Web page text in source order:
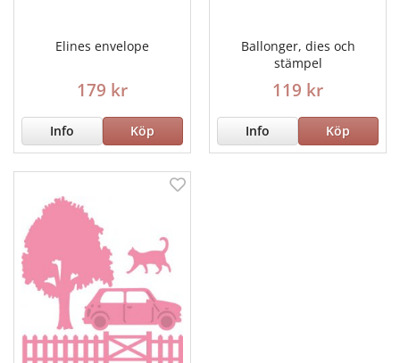
Elines envelope
179 kr
Info Köp
Ballonger, dies och
stämpel
119 kr
Info Köp